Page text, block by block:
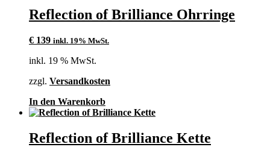
Reflection of Brilliance Ohrringe
€ 139 inkl. 19% MwSt.
inkl. 19 % MwSt.
zzgl. Versandkosten
In den Warenkorb
Reflection of Brilliance Kette